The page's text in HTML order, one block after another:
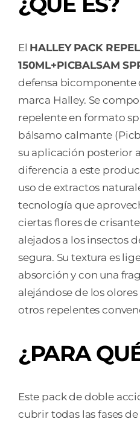
El HALLEY PACK
150ML+PICBALSAM
defensa bicomponente
marca Halley. Se
repelente en formato
bálsamo calmante
su aplicación posterior
diferencia a este
uso de extractos
tecnología que
ciertas flores de
alejados a los insectos
segura. Su textura es
absorción y con una
alejándose de los
otros repelentes
¿PARA
Este pack de doble
cubrir todas las fases